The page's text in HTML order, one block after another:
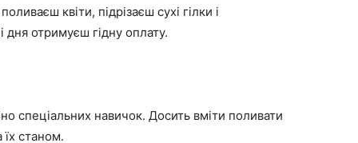
квіти, підрізаєш сухі гілки і
дня отримуєш гідну оплату.
спеціальних навичок. Досить вміти поливати
станом.